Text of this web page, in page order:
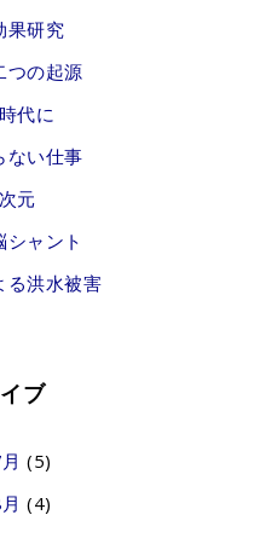
果研究
つの起源
代に
ない仕事
元
ャント
る洪水被害
ブ
(5)
(4)